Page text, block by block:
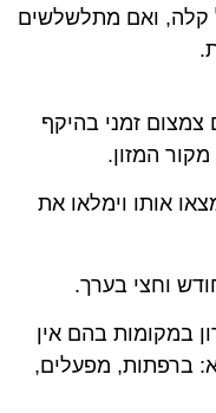
קלה, ואם מתלשלשים
צמצום זמני בהיקף
המזון.
אותו וימלאו את
וחצי בערך.
במקומות בהם אין
ברפתות, מפעלים,